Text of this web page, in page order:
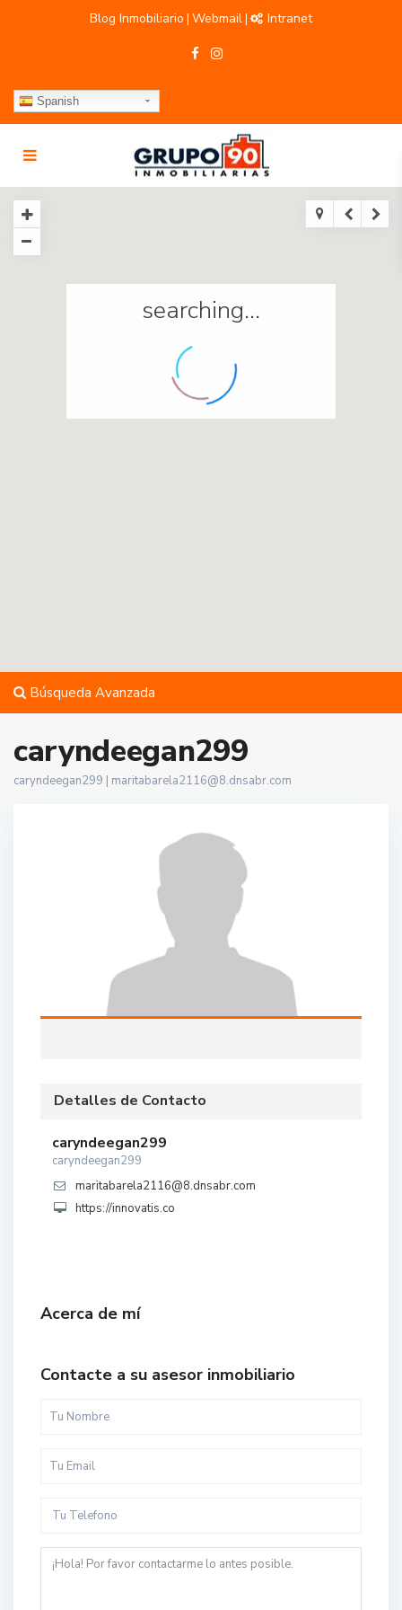
Blog Inmobiliario | Webmail| Intranet
Spanish
searching...
Búsqueda Avanzada
caryndeegan299
caryndeegan299 | maritabarela2116@8.dnsabr.com
Detalles de Contacto
caryndeegan299
caryndeegan299
maritabarela2116@8.dnsabr.com
https://innovatis.co
Acerca de mí
Contacte a su asesor inmobiliario